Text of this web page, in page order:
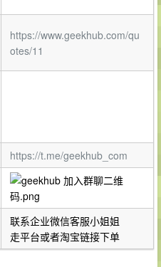
https://www.geekhub.com/qu
otes/11
https://t.me/geekhub_com
联系企业微信客服小姐姐
走平台或者淘宝链接下单